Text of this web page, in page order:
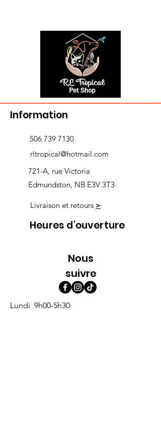
Information
506 739 7130
rltropical@hotmail.com
721-A, rue Victoria
Edmundston, NB E3V 3T3
Livraison et retours >
Heures d'ouverture
Nous
suivre
Lundi 9h00-5h30